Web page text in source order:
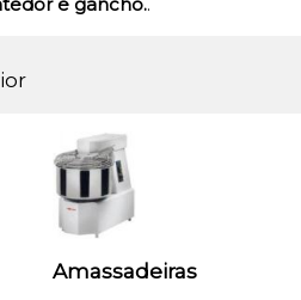
Amassadeiras